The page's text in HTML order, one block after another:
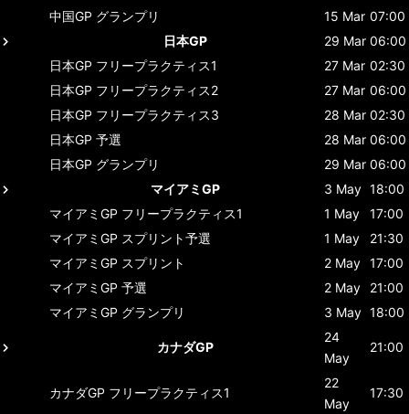
中国GP グランプリ 15 Mar 07:00
日本GP
29 Mar 06:00
日本GP フリープラクティス1 27 Mar 02:30
日本GP フリープラクティス2 27 Mar 06:00
日本GP フリープラクティス3 28 Mar 02:30
日本GP 予選 28 Mar 06:00
日本GP グランプリ 29 Mar 06:00
マイアミGP
3 May 18:00
マイアミGP フリープラクティス1 1 May
17:00
マイアミGP スプリント予選 1 May
21:30
マイアミGP スプリント 2 May 17:00
マイアミGP 予選 2 May
21:00
マイアミGP グランプリ 3 May 18:00
カナダGP
24
May
21:00
カナダGP フリープラクティス1
22
May
17:30